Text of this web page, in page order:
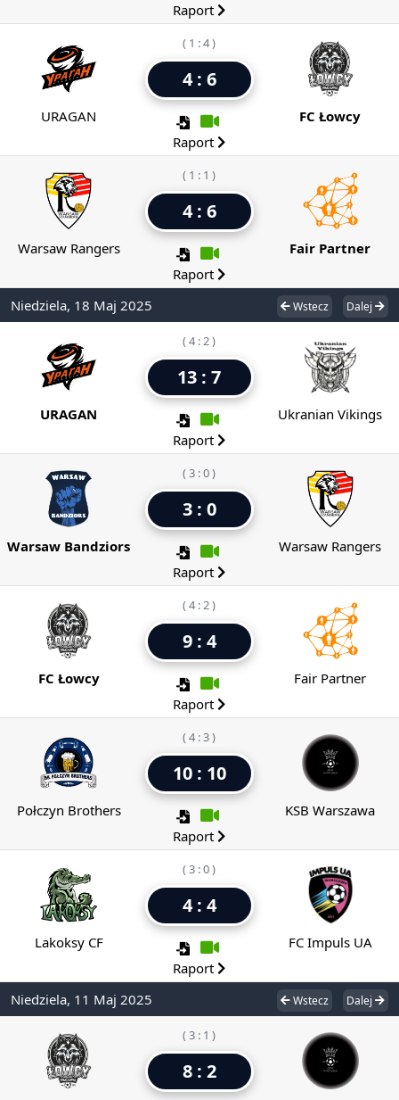
Raport
URAGAN
( 1 : 4 )
4 : 6
Raport
FC Łowcy
Warsaw Rangers
( 1 : 1 )
4 : 6
Raport
Fair Partner
Niedziela, 18 Maj 2025 Wstecz Dalej
URAGAN
( 4 : 2 )
13 : 7
Raport
Ukranian Vikings
Warsaw Bandziors
( 3 : 0 )
3 : 0
Raport
Warsaw Rangers
FC Łowcy
( 4 : 2 )
9 : 4
Raport
Fair Partner
Połczyn Brothers
( 4 : 3 )
10 : 10
Raport
KSB Warszawa
Lakoksy CF
( 3 : 0 )
4 : 4
Raport
FC Impuls UA
Niedziela, 11 Maj 2025 Wstecz Dalej
( 3 : 1 )
8 : 2